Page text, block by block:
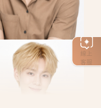
線上
客服